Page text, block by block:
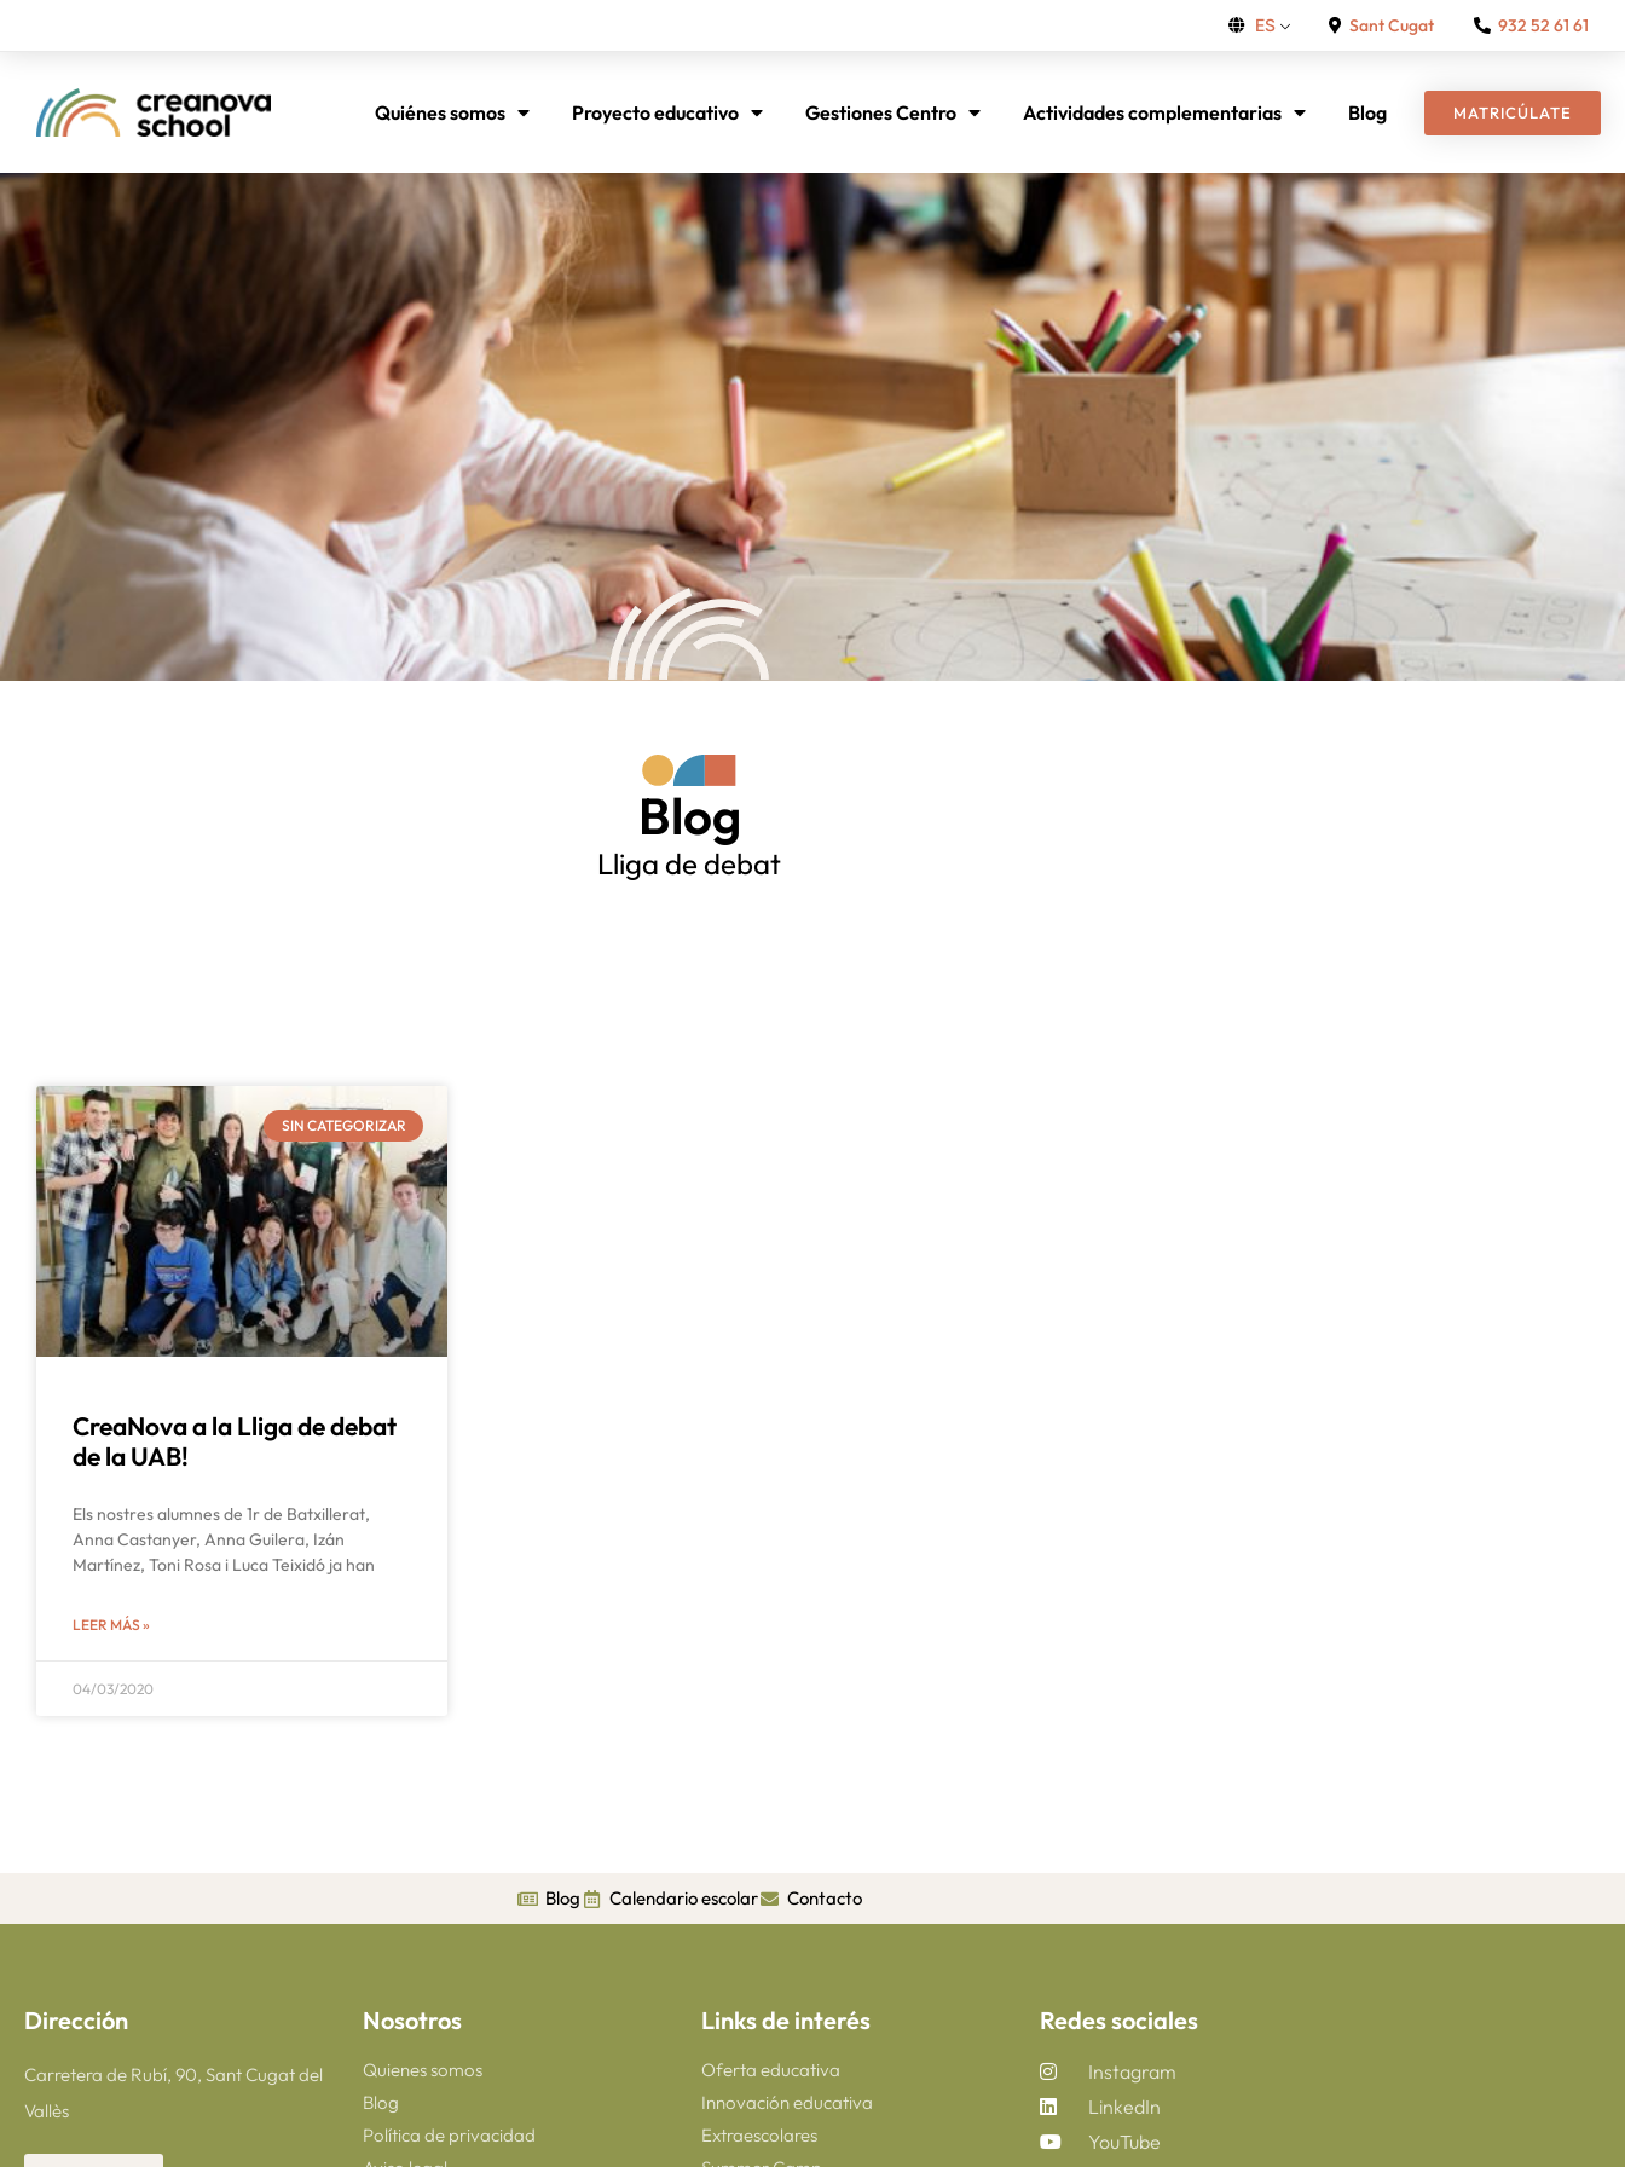
ES Sant Cugat 932 52 61 61
Quiénes somos Proyecto educativo Gestiones Centro Actividades complementarias Blog MATRICÚLATE
Blog
Lliga de debat
SIN CATEGORIZAR
CreaNova a la Lliga de debat
de la UAB!
Els nostres alumnes de 1r de Batxillerat,
Anna Castanyer, Anna Guilera, Izán
Martínez, Toni Rosa i Luca Teixidó ja han
LEER MÁS »
04/03/2020
Blog Calendario escolar Contacto
Dirección
Carretera de Rubí, 90, Sant Cugat del
Vallès
Nosotros
Quienes somos
Blog
Política de privacidad
Links de interés
Oferta educativa
Innovación educativa
Extraescolares
Redes sociales
Instagram
LinkedIn
YouTube